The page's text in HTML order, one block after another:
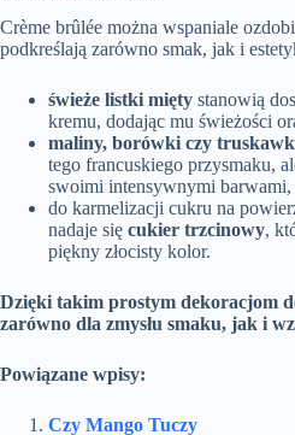
Crème brûlée można wspaniale
podkreślają zarówno smak, jak i
świeże listki mięty stanowią
kremu, dodając mu świeżości
maliny, borówki czy
tego francuskiego przysmaku,
swoimi intensywnymi barwami,
do karmelizacji cukru na
nadaje się cukier trzcinowy,
piękny złocisty kolor.
Dzięki takim prostym dekoracjom
zarówno dla zmysłu smaku, jak i
Powiązane wpisy:
Czy Mango Tuczy